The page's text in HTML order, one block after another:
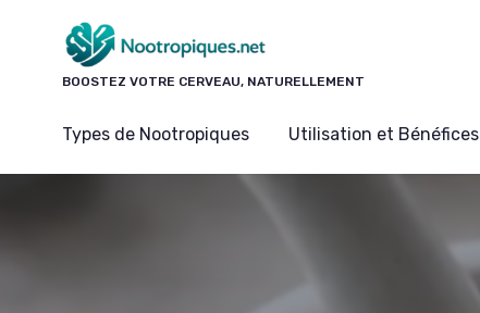
BOOSTEZ VOTRE CERVEAU, NATURELLEMENT
Types de Nootropiques Utilisation et Bénéfices